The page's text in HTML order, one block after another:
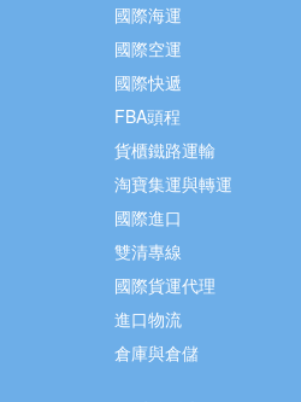
國際海運
國際空運
國際快遞
FBA頭程
貨櫃鐵路運輸
淘寶集運與轉運
國際進口
雙清專線
國際貨運代理
進口物流
倉庫與倉儲